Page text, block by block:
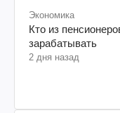
Экономика
Кто из
зарабатывать
2 дня назад